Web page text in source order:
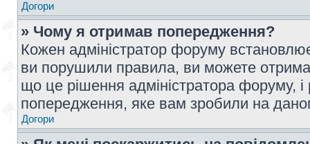
Догори
» Чому я отримав попередження?
Кожен адміністратор форуму
ви порушили правила, ви можете
що це рішення адміністратора форуму,
попередження, яке вам зробили на
Догори